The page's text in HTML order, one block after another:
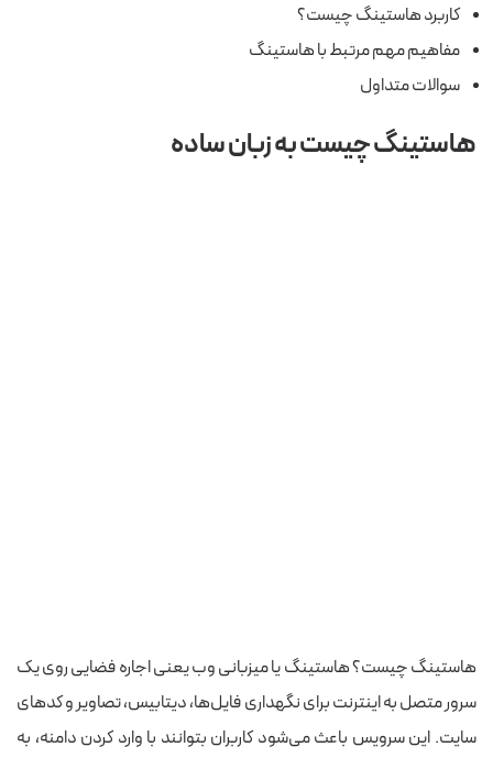
کاربرد هاستینگ چیست؟
مفاهیم مهم مرتبط با هاستینگ
سوالات متداول
هاستینگ چیست به زبان ساده
هاستینگ چیست؟ هاستینگ یا میزبانی وب یعنی اجاره فضایی روی یک
سرور متصل به اینترنت برای نگهداری فایل‌ها، دیتابیس، تصاویر و کدهای
سایت. این سرویس باعث می‌شود کاربران بتوانند با وارد کردن دامنه، به